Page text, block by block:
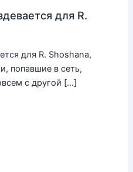
для R.
для R. Shoshana,
попавшие в сеть,
с другой […]